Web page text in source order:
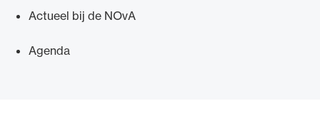
Actueel bij de NOvA
Agenda
Ondersteuning voor advocaten bij hun
het rechtsgebiedenregister en